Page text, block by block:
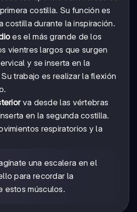
costilla. Su función es
costilla durante la inspiración.
es el más grande de los
vientres largos que surgen
y se inserta en la
trabajo es realizar la flexión
va desde las vértebras
en la segunda costilla.
respiratorios y la
una escalera en el
para recordar la
estos músculos.